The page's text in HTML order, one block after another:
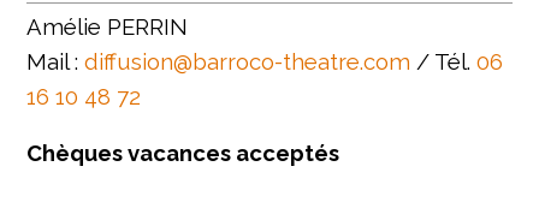
Amélie PERRIN
Mail :diffusion@barroco-theatre.com / Tél.06
16 10 48 72
Chèques vacances acceptés